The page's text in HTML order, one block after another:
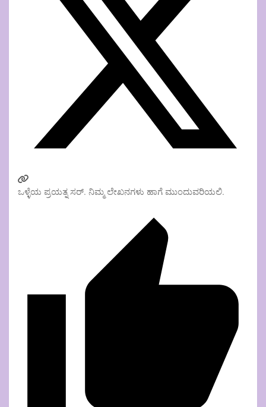
ಒಳ್ಳೆಯ ಪ್ರಯತ್ನ ಸರ್. ನಿಮ್ಮ ಲೇಖನಗಳು ಹಾಗೆ ಮುಂದುವರಿಯಲಿ.